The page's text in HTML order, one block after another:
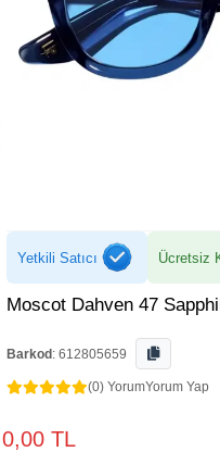
Yetkili Satıcı Ücretsiz
Moscot Dahven 47
Barkod : 612805659
(0) YorumYorum Yap
0,00 TL